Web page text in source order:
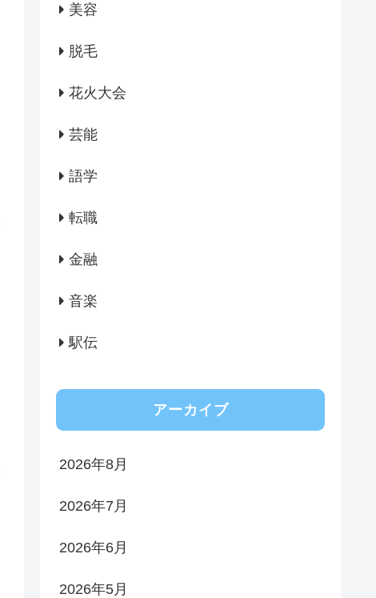
美容
脱毛
花火大会
芸能
語学
転職
金融
音楽
駅伝
アーカイブ
2026年8月
2026年7月
2026年6月
2026年5月